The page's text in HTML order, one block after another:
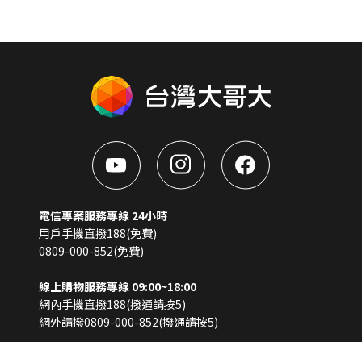
電信專案服務專線 24小時
用戶手機直撥188(免費)
0809-000-852(免費)
線上購物服務專線 09:00~18:00
網內手機直撥188(撥通請按5)
網外請撥0809-000-852(撥通請按5)